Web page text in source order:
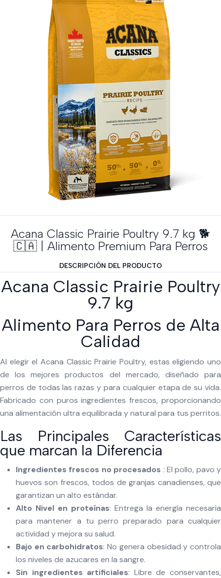
Acana Classic Prairie Poultry 9.7 kg 🐕
🇨🇦 | Alimento Premium Para Perros
DESCRIPCIÓN DEL PRODUCTO
Acana Classic Prairie Poultry
9.7 kg
Alimento Para Perros de Alta
Calidad
Al elegir el Acana Classic Prairie Poultry, estas eligiendo uno
de los mejores productos del mercado, diseñado para
perros de todas las razas y para cualquier etapa de su vida.
Fabricado con puros ingredientes frescos, proporcionando
una alimentación ultra equilibrada y natural para tus perritos.
Las Principales Características
que marcan la Diferencia
Ingredientes frescos no procesados : El pollo, pavo y
huevos son frescos, todos de granjas canadienses, que
garantizan un alto estándar.
Alto Nivel en proteínas: Entrega la energía necesaria
para mantener a tu perro preparado para cualquier
actividad y mejora su salud.
Bajo en carbohidratos: No genera obesidad y controla
los niveles de azucares en la sangre.
Sin ingredientes artificiales: Libre de conservantes,